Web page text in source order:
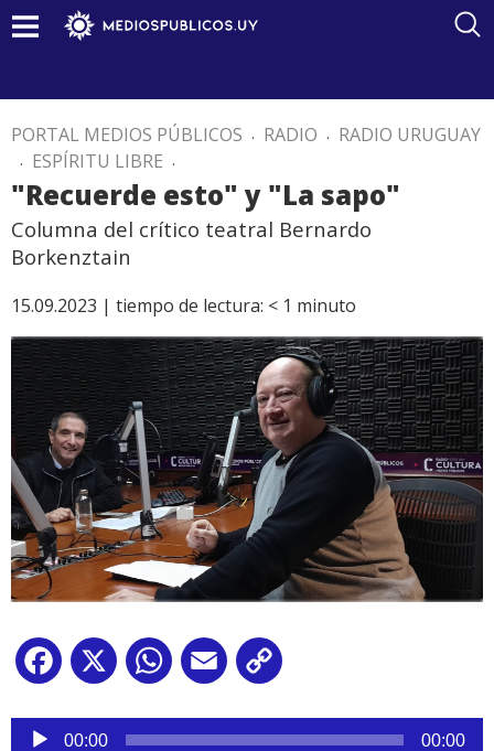
PORTAL MEDIOS PÚBLICOS . RADIO . RADIO URUGUAY
. ESPÍRITU LIBRE .
"Recuerde esto" y "La sapo"
Columna del crítico teatral Bernardo
Borkenztain
15.09.2023 | tiempo de lectura: < 1 minuto
Facebook
X WhatsApp
Email
Reproductor
00:00 00:00